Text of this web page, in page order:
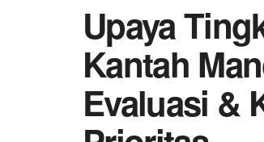
Upaya
Kantah
Evaluasi &